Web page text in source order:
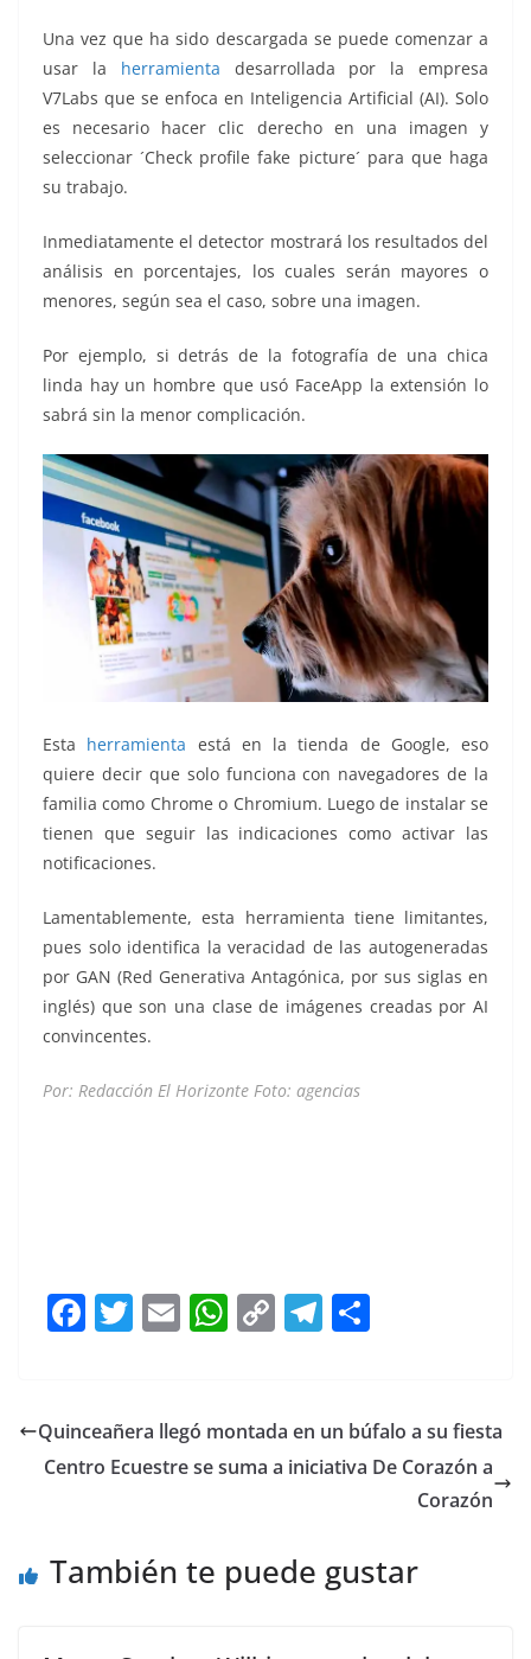
Una vez que ha sido descargada se puede comenzar a
usar la herramienta desarrollada por la empresa
V7Labs que se enfoca en Inteligencia Artificial (AI). Solo
es necesario hacer clic derecho en una imagen y
seleccionar ´Check profile fake picture´ para que haga
su trabajo.
Inmediatamente el detector mostrará los resultados del
análisis en porcentajes, los cuales serán mayores o
menores, según sea el caso, sobre una imagen.
Por ejemplo, si detrás de la fotografía de una chica
linda hay un hombre que usó FaceApp la extensión lo
sabrá sin la menor complicación.
Esta herramienta está en la tienda de Google, eso
quiere decir que solo funciona con navegadores de la
familia como Chrome o Chromium. Luego de instalar se
tienen que seguir las indicaciones como activar las
notificaciones.
Lamentablemente, esta herramienta tiene limitantes,
pues solo identifica la veracidad de las autogeneradas
por GAN (Red Generativa Antagónica, por sus siglas en
inglés) que son una clase de imágenes creadas por AI
convincentes.
Por: Redacción El Horizonte Foto: agencias
F
e
b
k
T
er
E
l
W
s
A
C
y
Li
T
gr
a
e
Quinceañera llegó montada en un búfalo a su fiesta
Centro Ecuestre se suma a iniciativa De Corazón a
Corazón
También te puede gustar